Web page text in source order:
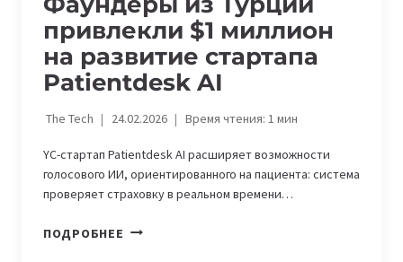
привлекли $1 миллион
на развитие стартапа
Patientdesk AI
The Tech 24.02.2026 Время чтения: 1мин
YC-стартап Patientdesk AI расширяет возможности
голосового ИИ, ориентированного на пациента: система
проверяет страховку в реальном времени…
ПОДРОБНЕЕ ФАУНДЕРЫ